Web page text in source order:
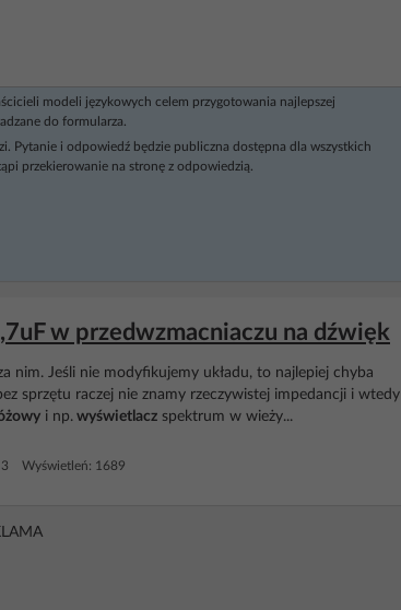
modeli językowych celem przygotowania najlepszej
do formularza.
Pytanie i odpowiedź będzie publiczna dostępna dla wszystkich
przekierowanie na stronę z odpowiedzią.
w przedwzmacniaczu na dźwięk
nim. Jeśli nie modyfikujemy układu, to najlepiej chyba
sprzętu raczej nie znamy rzeczywistej impedancji i wtedy
i np. wyświetlacz spektrum w wieży...
3 Wyświetleń: 1689